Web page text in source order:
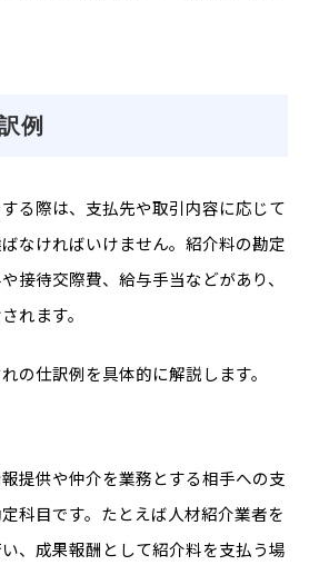
例
る際は、支払先や取引内容に応じて
なければいけません。紹介料の勘定
接待交際費、給与手当などがあり、
れます。
の仕訳例を具体的に解説します。
提供や仲介を業務とする相手への支
科目です。たとえば人材紹介業者を
、成果報酬として紹介料を支払う場